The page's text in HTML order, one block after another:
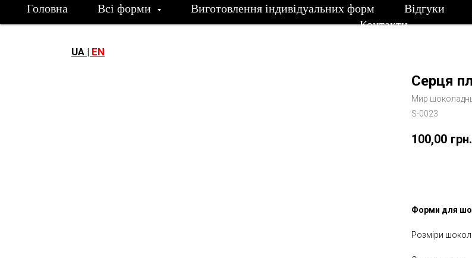
Головна Всі форми Виготовлення індивідуальних форм Відгуки
Контакти
UA | EN
Серця
Мир
S-0023
100,00 грн.
Форми для
Розміри